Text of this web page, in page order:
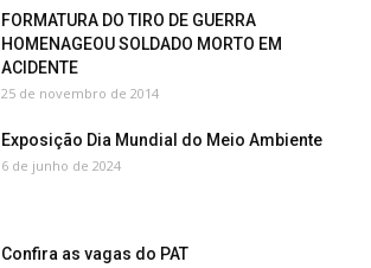
FORMATURA DO TIRO DE GUERRA
HOMENAGEOU SOLDADO MORTO EM
ACIDENTE
25 de novembro de 2014
Exposição Dia Mundial do Meio Ambiente
6 de junho de 2024
Confira as vagas do PAT